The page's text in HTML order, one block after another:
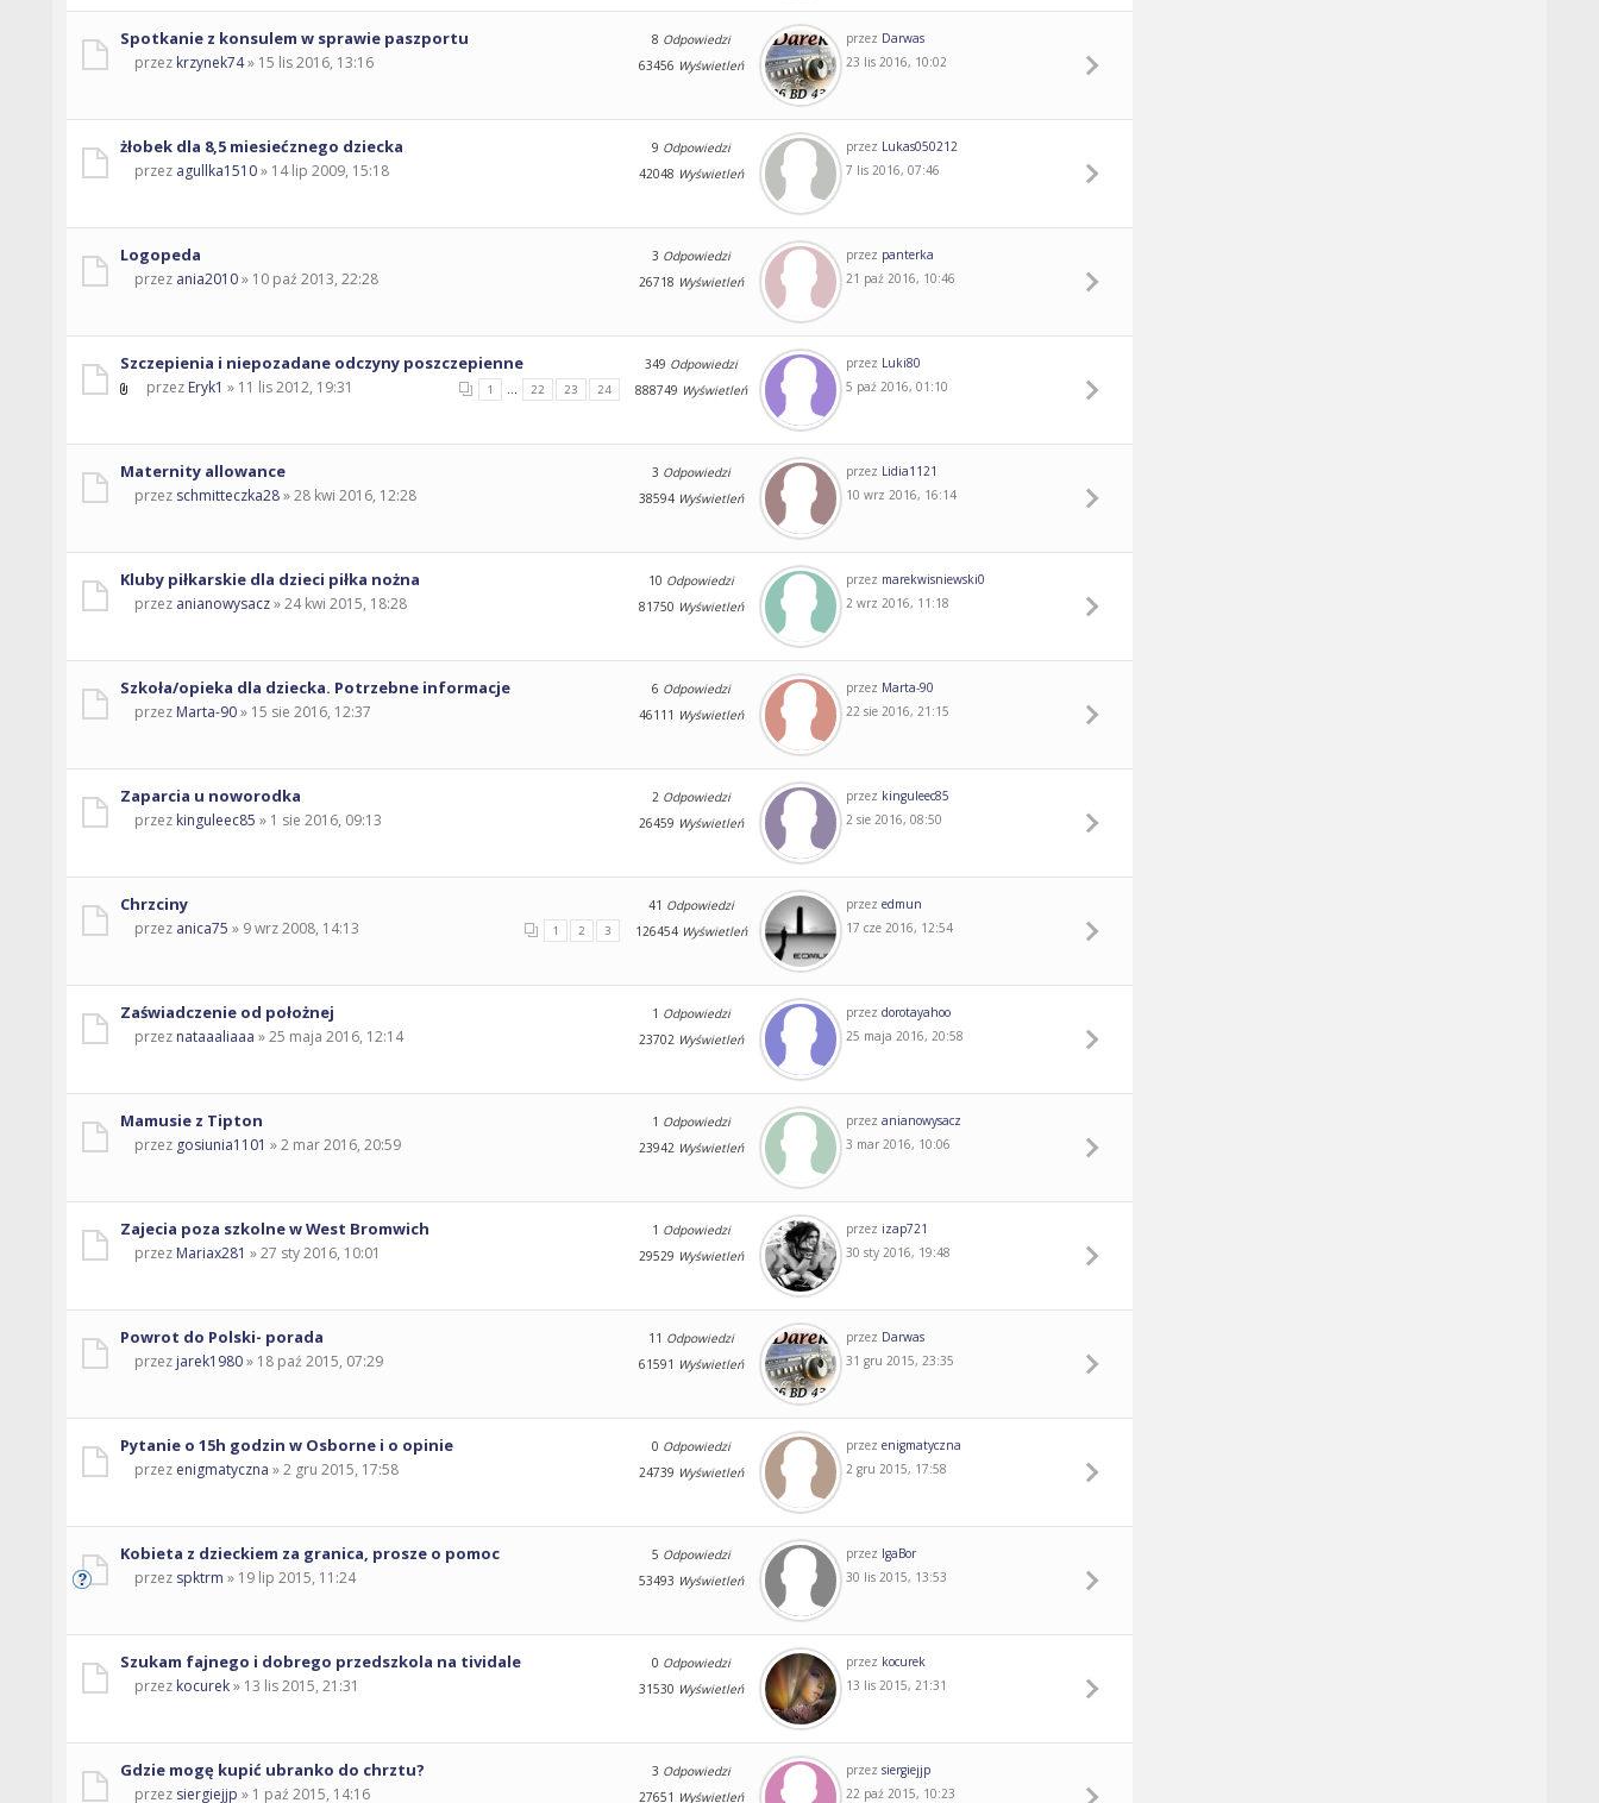
Spotkanie z konsulem w sprawie paszportu
przez krzynek74» 15 lis 2016, 13:16
8 Odpowiedzi
63456 Wyświetleń
przez Darwas
23 lis 2016, 10:02
żłobek dla 8,5 miesiećznego dziecka
przez agullka1510» 14 lip 2009, 15:18
9 Odpowiedzi
42048 Wyświetleń
przez Lukas050212
7 lis 2016, 07:46
Logopeda
przez ania2010» 10 paź 2013, 22:28
3 Odpowiedzi
26718 Wyświetleń
przez panterka
21 paź 2016, 10:46
Szczepienia i niepozadane odczyny poszczepienne
1 22 23 24
przez Eryk1 » 11 lis 2012, 19:31
349 Odpowiedzi
888749 Wyświetleń
przez Luki80
5 paź 2016, 01:10
Maternity allowance
przez schmitteczka28» 28 kwi 2016, 12:28
3 Odpowiedzi
38594 Wyświetleń
przez Lidia1121
10 wrz 2016, 16:14
Kluby piłkarskie dla dzieci piłka nożna
przez anianowysacz» 24 kwi 2015, 18:28
10 Odpowiedzi
81750 Wyświetleń
przez marekwisniewski0
2 wrz 2016, 11:18
Szkoła/opieka dla dziecka. Potrzebne informacje
przez Marta-90» 15 sie 2016, 12:37
6 Odpowiedzi
46111 Wyświetleń
przez Marta-90
22 sie 2016, 21:15
Zaparcia u noworodka
przez kinguleec85 » 1 sie 2016, 09:13
2 Odpowiedzi
26459 Wyświetleń
przez kinguleec85
2 sie 2016, 08:50
Chrzciny
1 2 3
przez anica75 » 9 wrz 2008, 14:13
41 Odpowiedzi
126454 Wyświetleń
przez edmun
17 cze 2016, 12:54
Zaświadczenie od położnej
przez nataaaliaaa » 25 maja 2016, 12:14
1 Odpowiedzi
23702 Wyświetleń
przez dorotayahoo
25 maja 2016, 20:58
Mamusie z Tipton
przez gosiunia1101 » 2 mar 2016, 20:59
1 Odpowiedzi
23942 Wyświetleń
przez anianowysacz
3 mar 2016, 10:06
Zajecia poza szkolne w West Bromwich
przez Mariax281 » 27 sty 2016, 10:01
1 Odpowiedzi
29529 Wyświetleń
przez izap721
30 sty 2016, 19:48
Powrot do Polski- porada
przez jarek1980» 18 paź 2015, 07:29
11 Odpowiedzi
61591 Wyświetleń
przez Darwas
31 gru 2015, 23:35
Pytanie o 15h godzin w Osborne i o opinie
przez enigmatyczna » 2 gru 2015, 17:58
0 Odpowiedzi
24739 Wyświetleń
przez enigmatyczna
2 gru 2015, 17:58
Kobieta z dzieckiem za granica, prosze o pomoc
przez spktrm » 19 lip 2015, 11:24
5 Odpowiedzi
53493 Wyświetleń
przez IgaBor
30 lis 2015, 13:53
Szukam fajnego i dobrego przedszkola na tividale
przez kocurek» 13 lis 2015, 21:31
0 Odpowiedzi
31530 Wyświetleń
przez kocurek
13 lis 2015, 21:31
Gdzie mogę kupić ubranko do chrztu?
przez siergiejjp » 1 paź 2015, 14:16
3 Odpowiedzi
27651 Wyświetleń
przez siergiejjp
22 paź 2015, 10:23